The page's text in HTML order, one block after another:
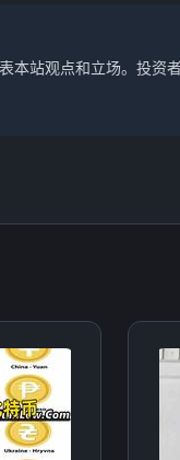
本站观点和立场。投资